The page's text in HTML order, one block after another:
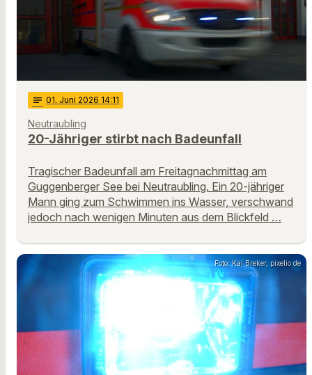
notes 01. Juni 2026 14:11
Neutraubling
20-Jähriger stirbt nach Badeunfall
Tragischer Badeunfall am Freitagnachmittag am
Guggenberger See bei Neutraubling. Ein 20-jähriger
Mann ging zum Schwimmen ins Wasser, verschwand
jedoch nach wenigen Minuten aus dem Blickfeld …
Foto: Kai Breker, pixelio.de